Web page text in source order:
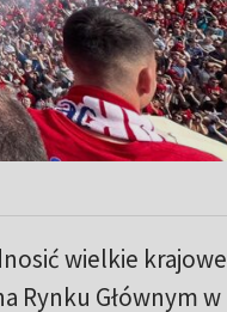
wielkie krajowe
Rynku Głównym w